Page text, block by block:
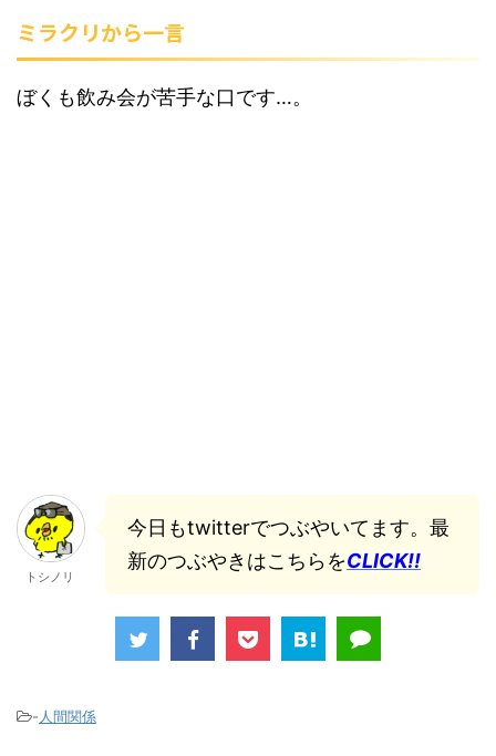
ミラクリから一言
ぼくも飲み会が苦手な口です…。
トシノリ
今日もtwitterでつぶやいてます。最
新のつぶやきはこちらをCLICK!!
-人間関係